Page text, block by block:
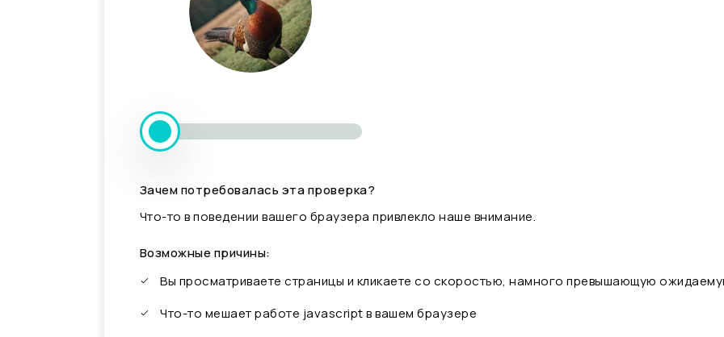
Зачем потребовалась эта проверка?
Что-то в поведении вашего браузера привлекло наше внимание.
Возможные причины:
Вы просматриваете страницы и кликаете со скоростью, намного превышающую
Что-то мешает работе javascript в вашем браузере